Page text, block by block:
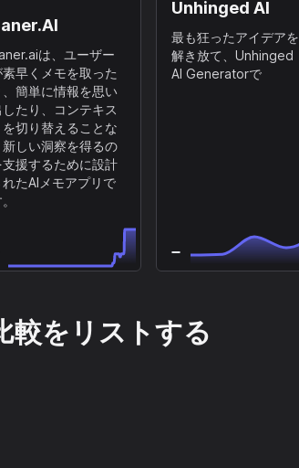
は、ユーザー
素早くメモを取った
、簡単に情報を思い
したり、コンテキス
を切り替えることな
新しい洞察を得るの
支援するために設計
れたAIメモアプリで
Unhinged AI
最も狂ったアイデアを
解き放て、Unhinged
AI Generatorで
較をリストする